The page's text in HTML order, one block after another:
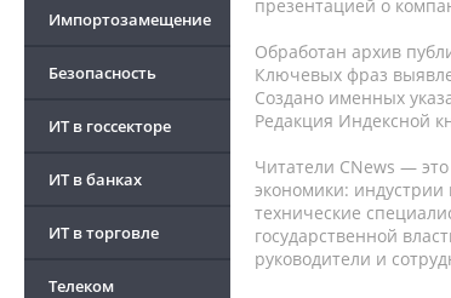
Импортозамещение
Безопасность
ИТ в госсекторе
ИТ в банках
ИТ в торговле
Телеком
презентацией о
Обработан архив
Ключевых фраз
Создано именных
Редакция Индексной
Читатели CNews —
экономики:
технические
государственной
руководители и